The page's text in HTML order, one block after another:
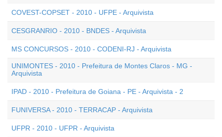
COVEST-COPSET - 2010 - UFPE - Arquivista
CESGRANRIO - 2010 - BNDES - Arquivista
MS CONCURSOS - 2010 - CODENI-RJ - Arquivista
UNIMONTES - 2010 - Prefeitura de Montes Claros - MG -
Arquivista
IPAD - 2010 - Prefeitura de Goiana - PE - Arquivista - 2
FUNIVERSA - 2010 - TERRACAP - Arquivista
UFPR - 2010 - UFPR - Arquivista